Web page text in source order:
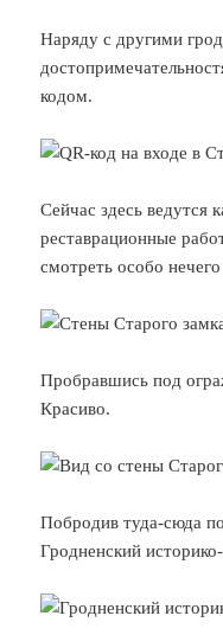
Наряду с другими
кодом.
Сейчас здесь ведутся
реставрационные
смотреть особо
Пробравшись под
Красиво.
Побродив туда-сюда
Гродненский